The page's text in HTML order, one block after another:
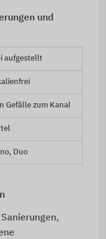
und
aufgestellt
Gefälle zum Kanal
Duo